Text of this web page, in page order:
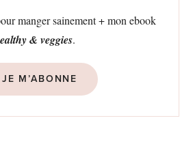
manger sainement + mon ebook
& veggies.
JE M’ABONNE